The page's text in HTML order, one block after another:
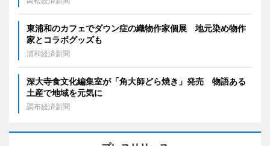
東浦和のカフェでダウン症の織物作家個展 地元染め物作
家とコラボグッズも
浦和経済新聞
深大寺食文化編集室が「角大師どら焼き」発売 物語ある
土産で地域を元気に
調布経済新聞